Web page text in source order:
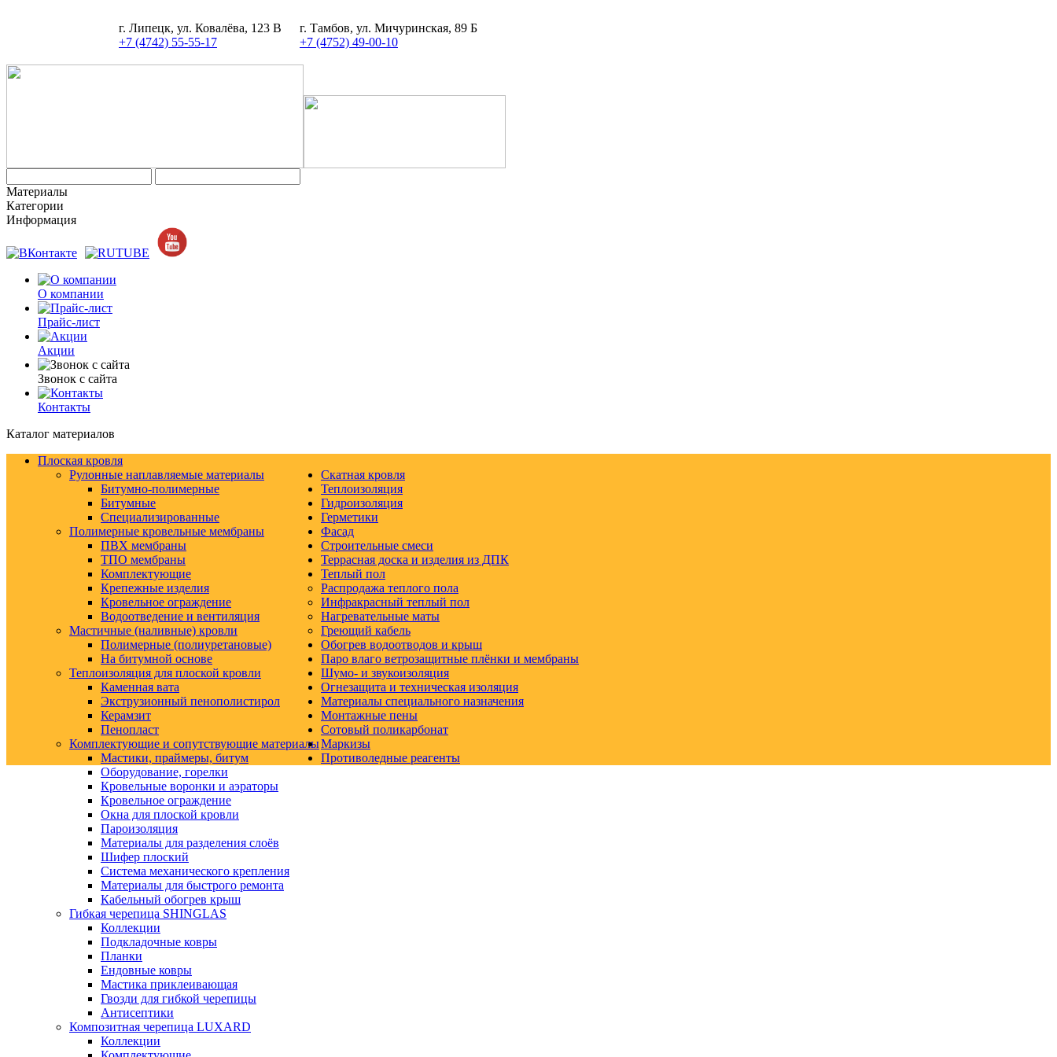
г. Липецк, ул. Ковалёва, 123 В
+7 (4742) 55-55-17
г. Тамбов, ул. Мичуринская, 89 Б
+7 (4752) 49-00-10
Материалы
Категории
Информация
О компании
Прайс-лист
Акции
Звонок с сайта
Контакты
Каталог материалов
Плоская кровля
Рулонные наплавляемые материалы
Битумно-полимерные
Битумные
Специализированные
Полимерные кровельные мембраны
ПВХ мембраны
ТПО мембраны
Комплектующие
Крепежные изделия
Кровельное ограждение
Водоотведение и вентиляция
Мастичные (наливные) кровли
Полимерные (полиуретановые)
На битумной основе
Теплоизоляция для плоской кровли
Каменная вата
Экструзионный пенополистирол
Керамзит
Пенопласт
Комплектующие и сопутствующие материалы
Мастики, праймеры, битум
Оборудование, горелки
Кровельные воронки и аэраторы
Кровельное ограждение
Окна для плоской кровли
Пароизоляция
Материалы для разделения слоёв
Шифер плоский
Система механического крепления
Материалы для быстрого ремонта
Кабельный обогрев крыш
Скатная кровля
Гибкая черепица SHINGLAS
Коллекции
Подкладочные ковры
Планки
Ендовные ковры
Мастика приклеивающая
Гвозди для гибкой черепицы
Антисептики
Композитная черепица LUXARD
Коллекции
Теплоизоляция
Гидроизоляция
Герметики
Фасад
Строительные смеси
Террасная доска и изделия из ДПК
Теплый пол
Распродажа теплого пола
Инфракрасный теплый пол
Нагревательные маты
Греющий кабель
Обогрев водоотводов и крыш
Паро влаго ветрозащитные плёнки и мембраны
Шумо- и звукоизоляция
Огнезащита и техническая изоляция
Материалы специального назначения
Монтажные пены
Сотовый поликарбонат
Маркизы
Противоледные реагенты